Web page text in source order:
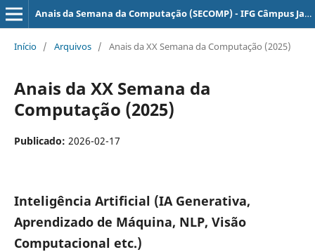
Anais da Semana da Computação (SECOMP) - IFG Câmpus Jataí
Início / Arquivos / Anais da XX Semana da Computação (2025)
Anais da XX Semana da
Computação (2025)
Publicado: 2026-02-17
Inteligência Artificial (IA Generativa,
Aprendizado de Máquina, NLP, Visão
Computacional etc.)